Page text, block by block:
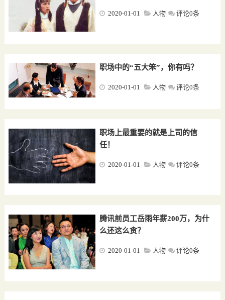
人物
2020-01-01 评论0条
职场中的“五大笨”，你有吗？
人物
2020-01-01 评论0条
职场上最重要的就是上司的信
任！
人物
2020-01-01 评论0条
腾讯前员工岳雨年薪200万，为什
么还这么贪？
人物
2020-01-01 评论0条